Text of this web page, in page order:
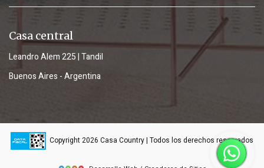
Casa central
Leandro Alem 225 | Tandil
Buenos Aires - Argentina
Copyright 2026 Casa Country | Todos los derechos reservados